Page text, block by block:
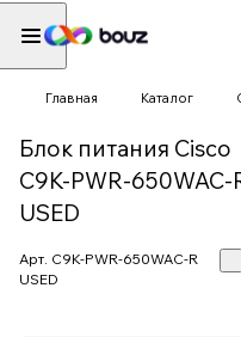
Главная Каталог
Блок питания Cisco
C9K-PWR-650WAC-
USED
Арт. C9K-PWR-650WAC-R
USED